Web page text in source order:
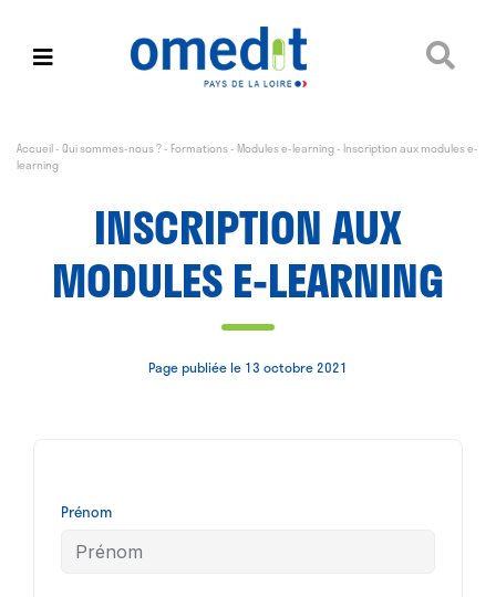
Accueil-Qui sommes-nous ?- Formations- Modules e-learning- Inscription aux modules e-
learning
INSCRIPTION AUX
MODULES E-LEARNING
Page publiée le 13 octobre 2021
Prénom